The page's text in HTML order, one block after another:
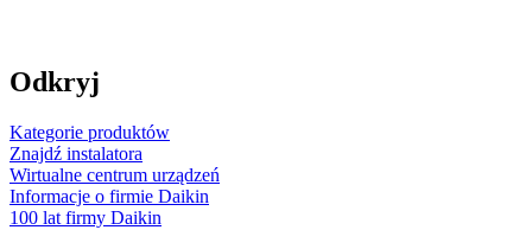
Odkryj
Kategorie produktów
Znajdź instalatora
Wirtualne centrum urządzeń
Informacje o firmie Daikin
100 lat firmy Daikin